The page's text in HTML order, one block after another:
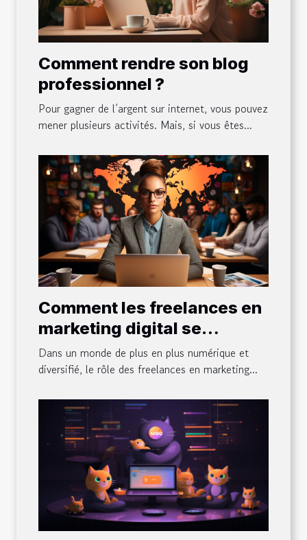
Comment rendre son blog
professionnel ?
Pour gagner de l’argent sur internet, vous pouvez
mener plusieurs activités. Mais, si vous êtes...
Comment les freelances en
marketing digital se
positionnent dans le monde
diversifié d'aujourd'hui
Dans un monde de plus en plus numérique et
diversifié, le rôle des freelances en marketing...